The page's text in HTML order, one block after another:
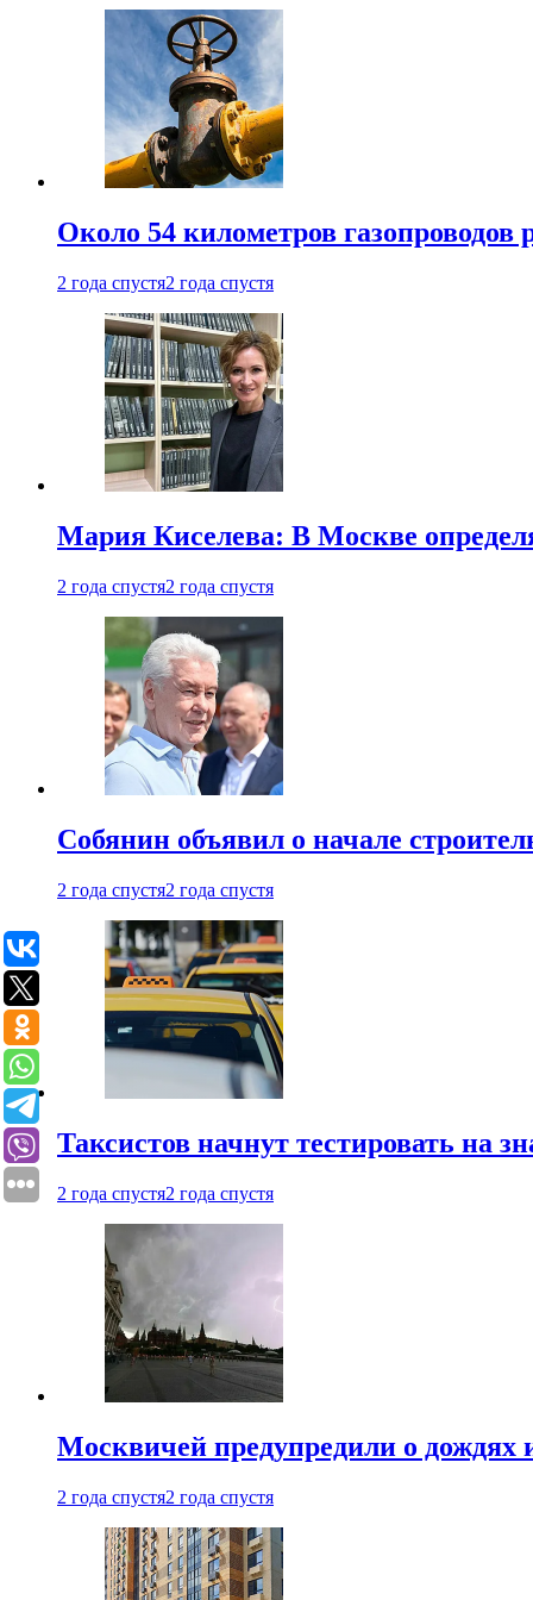
Около 54 километров газопроводов
2 года спустя2 года спустя
Мария Киселева: В Москве
2 года спустя2 года спустя
Собянин объявил о начале
2 года спустя2 года спустя
Таксистов начнут тестировать на
2 года спустя2 года спустя
Москвичей предупредили о дождях
2 года спустя2 года спустя